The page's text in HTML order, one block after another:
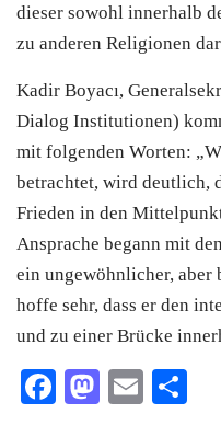
dieser sowohl innerhalb
zu anderen Religionen
Kadir Boyacı,
Dialog Institutionen)
mit folgenden Worten:
betrachtet, wird deutlich,
Frieden in den
Ansprache begann mit
ein ungewöhnlicher,
hoffe sehr, dass er den
und zu einer Brücke
Facebook
Mastodon
Email